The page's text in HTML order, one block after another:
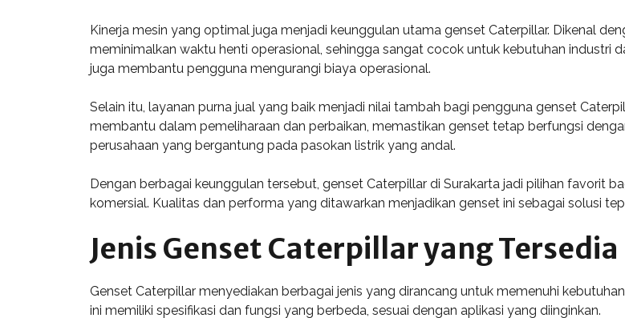
Kinerja mesin yang optimal juga menjadi keunggulan utama genset Caterpillar. Dikenal
meminimalkan waktu henti operasional, sehingga sangat cocok untuk kebutuhan industri
juga membantu pengguna mengurangi biaya operasional.
Selain itu, layanan purna jual yang baik menjadi nilai tambah bagi pengguna genset
membantu dalam pemeliharaan dan perbaikan, memastikan genset tetap berfungsi
perusahaan yang bergantung pada pasokan listrik yang andal.
Dengan berbagai keunggulan tersebut, genset Caterpillar di Surakarta jadi pilihan favorit
komersial. Kualitas dan performa yang ditawarkan menjadikan genset ini sebagai solusi
Jenis Genset Caterpillar yang Tersedia
Genset Caterpillar menyediakan berbagai jenis yang dirancang untuk memenuhi
ini memiliki spesifikasi dan fungsi yang berbeda, sesuai dengan aplikasi yang diinginkan.